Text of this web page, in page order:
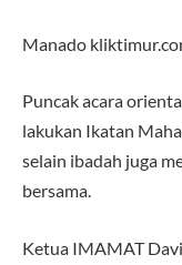
Manado
Puncak acara
lakukan Ikatan
selain ibadah juga
bersama.
Ketua IMAMAT